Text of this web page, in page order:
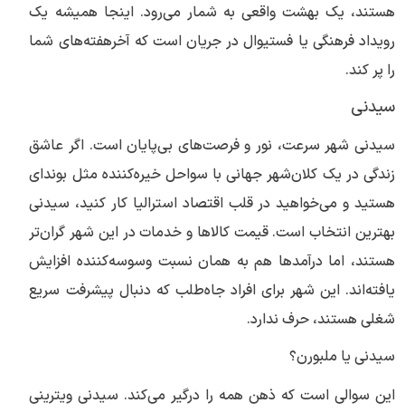
هستند، یک بهشت واقعی به شمار می‌رود. اینجا همیشه یک
رویداد فرهنگی یا فستیوال در جریان است که آخرهفته‌های شما
را پر کند.
سیدنی
سیدنی شهر سرعت، نور و فرصت‌های بی‌پایان است. اگر عاشق
زندگی در یک کلان‌شهر جهانی با سواحل خیره‌کننده مثل بوندای
هستید و می‌خواهید در قلب اقتصاد استرالیا کار کنید، سیدنی
بهترین انتخاب است. قیمت کالاها و خدمات در این شهر گران‌تر
هستند، اما درآمدها هم به همان نسبت وسوسه‌کننده افزایش
یافته‌اند. این شهر برای افراد جاه‌طلب که دنبال پیشرفت سریع
شغلی هستند، حرف ندارد.
سیدنی یا ملبورن؟
این سوالی است که ذهن همه را درگیر می‌کند. سیدنی ویترینی